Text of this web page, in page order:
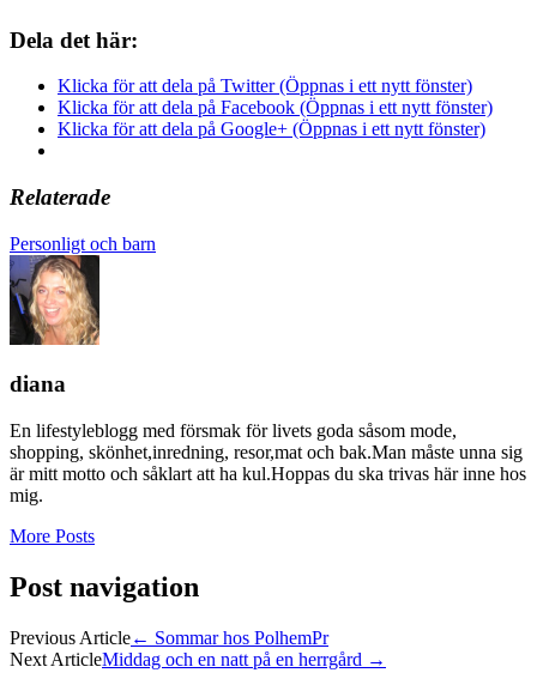
Dela det här:
Klicka för att dela på Twitter (Öppnas i ett nytt fönster)
Klicka för att dela på Facebook (Öppnas i ett nytt fönster)
Klicka för att dela på Google+ (Öppnas i ett nytt fönster)
Relaterade
Personligt och barn
diana
En lifestyleblogg med försmak för livets goda såsom mode,
shopping, skönhet,inredning, resor,mat och bak.Man måste unna sig
är mitt motto och såklart att ha kul.Hoppas du ska trivas här inne hos
mig.
More Posts
Post navigation
Previous Article← Sommar hos PolhemPr
Next ArticleMiddag och en natt på en herrgård →